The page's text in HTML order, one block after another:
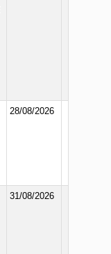
28/08/2026
31/08/2026